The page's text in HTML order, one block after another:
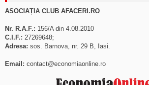
ASOCIAȚIA CLUB AFACERI.RO
Nr. R.A.F.: 156/A din 4.08.2010
C.I.F.: 27269648;
Adresa: sos. Barnova, nr. 29 B, Iasi.
Email: contact@economiaonline.ro